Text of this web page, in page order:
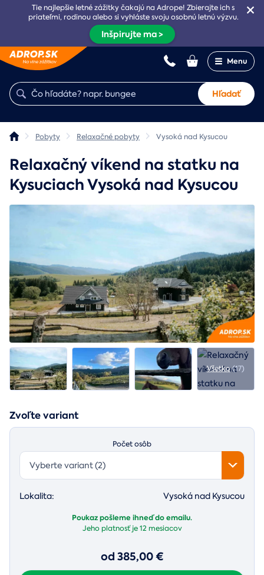
Tie najlepšie letné zážitky čakajú na Adrope! Zbierajte ich s
priateľmi, rodinou alebo si vyhláste svoju osobnú letnú výzvu.
Inšpirujte ma >
Menu
Hľadať
Pobyty Relaxačné pobyty Vysoká nad Kysucou
Relaxačný víkend na statku na
Kysuciach Vysoká nad Kysucou
Všetko(17)
Zvoľte variant
Počet osôb
Vyberte variant (2)
Lokalita: Vysoká nad Kysucou
Poukaz pošleme ihneď do emailu.
Jeho platnosť je12 mesiacov
od 385,00 €